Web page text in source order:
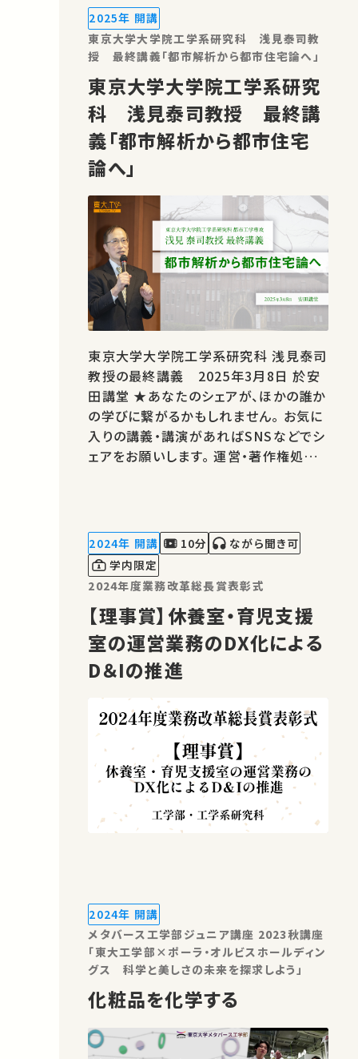
DX研究会では、その推進力となる「産学
連携」に焦点を当てたシンポジウムを…
2025年 開講
東京大学大学院工学系研究科 浅見泰司教
授 最終講義「都市解析から都市住宅論へ」
東京大学大学院工学系研究
科 浅見泰司教授 最終講
義「都市解析から都市住宅
論へ」
東京大学大学院工学系研究科 浅見泰司
教授の最終講義 2025年3月8日 於安
田講堂 ★あなたのシェアが、ほかの誰か
の学びに繋がるかもしれません。 お気に
入りの講義・講演があればSNSなどでシ
ェアをお願いします。 運営・著作権処理・
ついて学ぶ～都市計画の研究者人生か
ら～（「最終講義『都市解析から都…
2024年 開講 10分
ながら聞き可
学内限定
2024年度業務改革総長賞表彰式
【理事賞】休養室・育児支援
室の運営業務のDX化による
D＆Iの推進
2024年 開講
メタバース工学部ジュニア講座 2023秋講座
「東大工学部×ポーラ・オルビスホールディン
グス 科学と美しさの未来を探求しよう」
化粧品を化学する